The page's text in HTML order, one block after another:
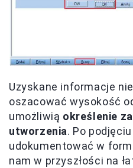
Uzyskane informacje
oszacować wysokość
umożliwią określenie
utworzenia. Po
udokumentować w
nam w przyszłości na